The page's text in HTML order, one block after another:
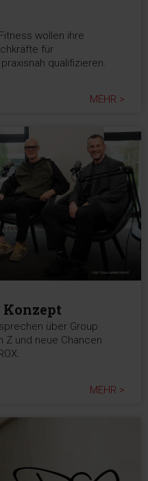
wollen ihre
für
qualifizieren.
MEHR >
über Group
Z und neue Chancen
MEHR >